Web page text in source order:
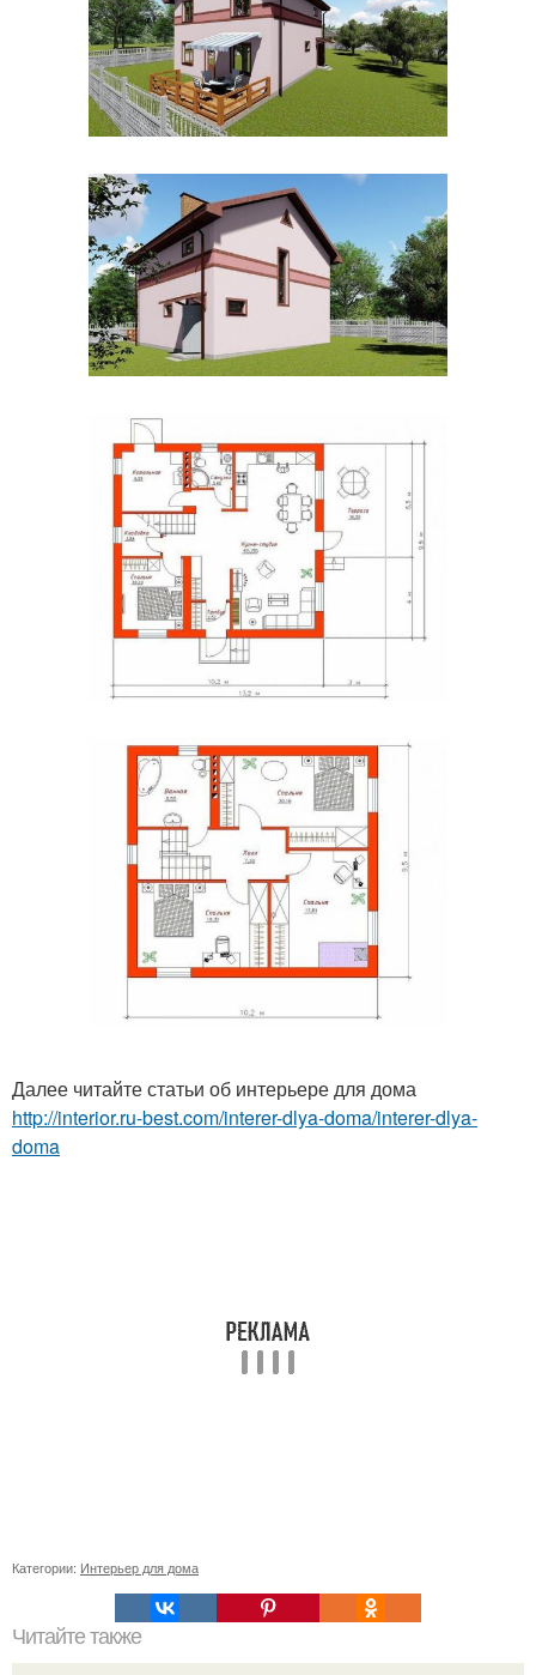
Далее читайте статьи об интерьере для дома
http://interior.ru-best.com/interer-dlya-doma/interer-dlya-
doma
Категории: Интерьер для дома
Читайте также